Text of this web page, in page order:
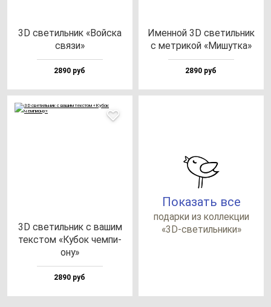
3D све­тиль­ник «Вой­ска
свя­зи»
2890 руб
Имен­ной 3D све­тиль­ник
с мет­ри­кой «Мишут­ка»
2890 руб
3D све­тиль­ник с ва­шим
тек­стом «Кубок чем­пи­
ону»
2890 руб
Показать все
по­дар­ки из кол­лек­ции
«3D-све­тиль­ни­ки»